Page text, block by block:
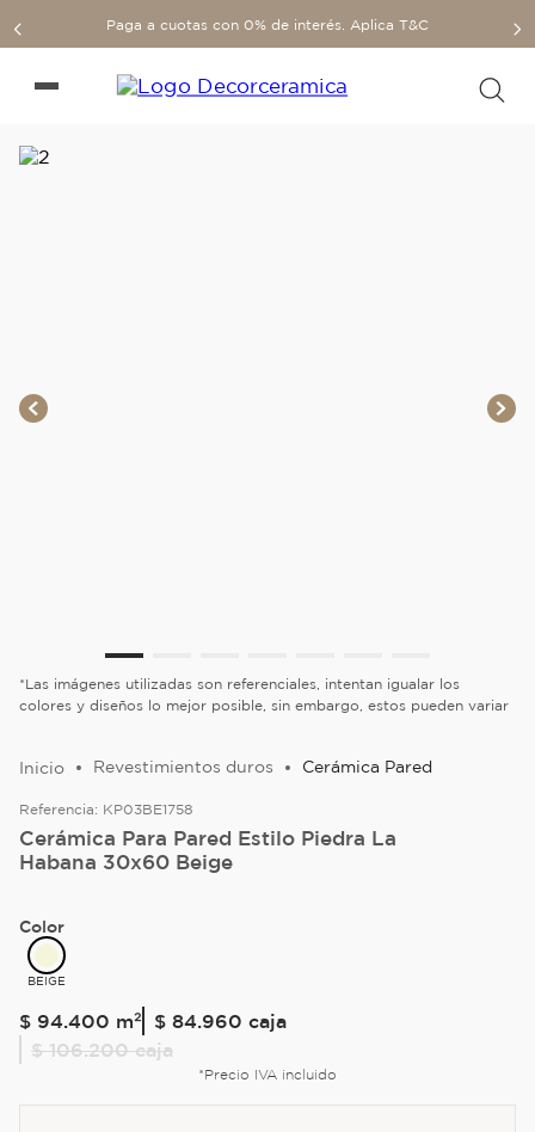
Paga a cuotas con 0% de interés. Aplica T&C
*Las imágenes utilizadas son referenciales, intentan igualar los
colores y diseños lo mejor posible, sin embargo, estos pueden variar
Revestimientos duros Cerámica Pared
Referencia: KP03BE1758
Cerámica Para Pared Estilo Piedra La
Habana 30x60 Beige
Color
BEIGE
$ 94.400 m² $ 84.960 caja
$ 106.200caja
*Precio IVA incluido